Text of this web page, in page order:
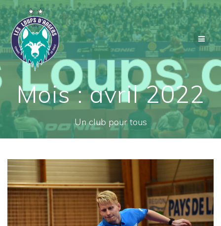
Passer
au
contenu
Mois :avril 2022
Un club pour tous